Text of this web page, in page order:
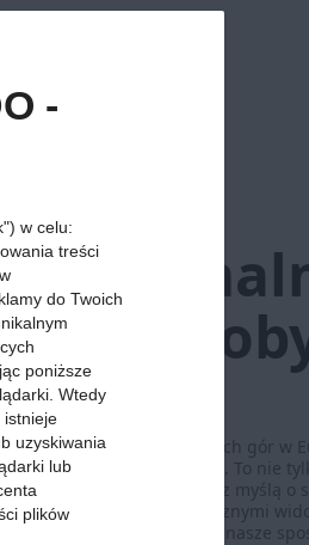
jednych z najpiękniejszych gór w
Podhale przez okrągły rok. To nie
osób zmierza pod Tatry z myślą o
dla nacieszenia się bajecznymi
podobne plany? Poznaj nasze
-
w celu:
treści
do Twoich
poniższe
Wtedy
istnieje
uzyskiwania
lub
plików